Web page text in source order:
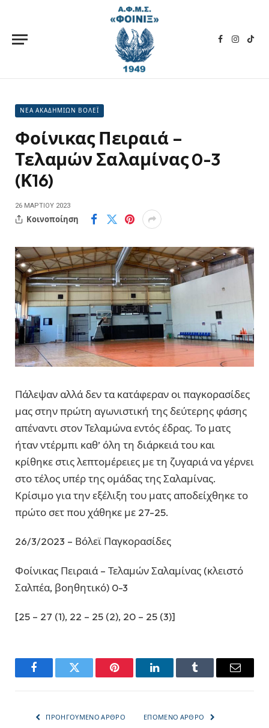
Facebook
ΝΕΑ ΑΚΑΔΗΜΙΩΝ ΒΟΛΕΪ
Φοίνικας Πειραιά –
Τελαμών Σαλαμίνας 0-3
(Κ16)
26 ΜΑΡΤΊΟΥ 2023
Κοινοποίηση
Πάλεψαν αλλά δεν τα κατάφεραν οι παγκορασίδες
μας στην πρώτη αγωνιστική της δεύτερης φάσης
απέναντι στον Τελαμώνα εντός έδρας. Το ματς
ήταν ντέρμπι καθ’ όλη τη διάρκειά του και
κρίθηκε στις λεπτομέρειες με τη ζυγαριά να γέρνει
στο τέλος υπέρ της ομάδας της Σαλαμίνας.
Κρίσιμο για την εξέλιξη του ματς αποδείχθηκε το
πρώτο σετ που χάθηκε με 27-25.
26/3/2023 – Βόλεϊ Παγκορασίδες
Φοίνικας Πειραιά – Τελαμών Σαλαμίνας (κλειστό
Σαλπέα, βοηθητικό) 0-3
[25 – 27 (1), 22 – 25 (2), 20 – 25 (3)]
FacebookTwitter Pinterest LinkedInTumblr Email
ΠΡΟΗΓΟΎΜΕΝΟ ΆΡΘΡΟ ΕΠΌΜΕΝΟ ΆΡΘΡΟ